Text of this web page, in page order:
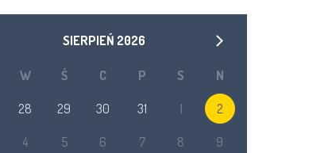
SIERPIEŃ 2026
W Ś C P S N
28 29 30 31 1 2
4 5 6 7 8 9